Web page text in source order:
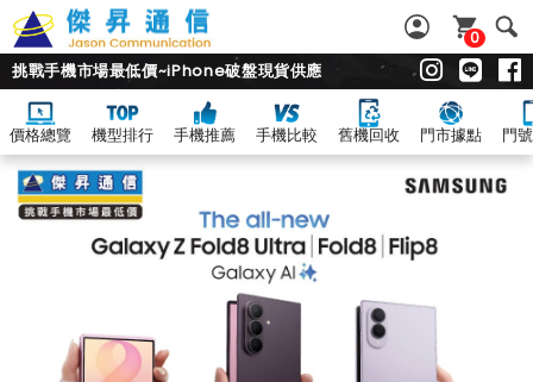
0
挑戰手機市場最低價~iPhone破盤現貨供應
價格總覽 機型排行 手機推薦 手機比較 舊機回收 門市據點 門